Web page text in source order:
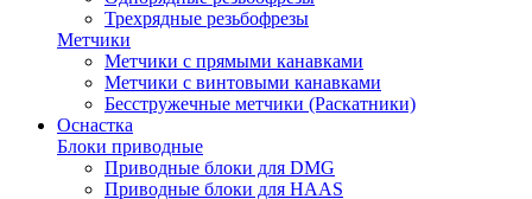
Трехрядные резьбофрезы
Метчики
Метчики с прямыми канавками
Метчики с винтовыми канавками
Бесстружечные метчики (Раскатники)
Оснастка
Блоки приводные
Приводные блоки для DMG
Приводные блоки для HAAS